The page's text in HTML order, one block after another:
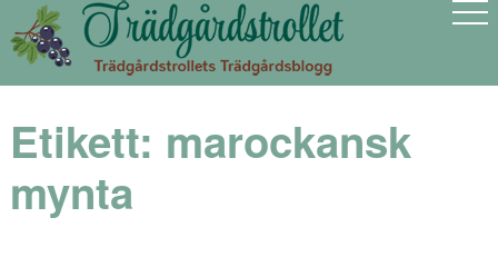
Etikett: marockansk
mynta